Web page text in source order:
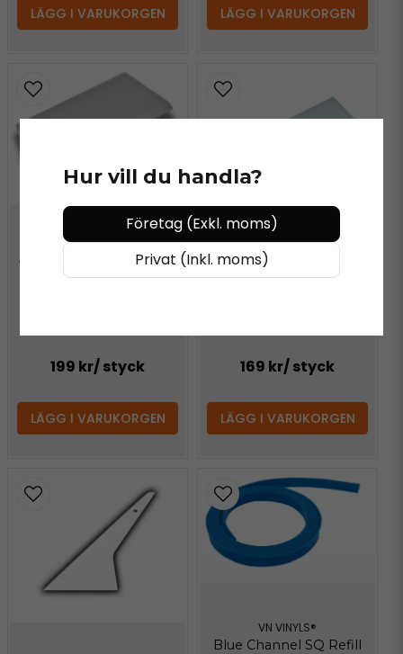
LÄGG I VARUKORGEN LÄGG I VARUKORGEN
Vinklad Super Clear Max
199 kr/ styck
LÄGG I VARUKORGEN
169 kr/ styck
LÄGG I VARUKORGEN
VN VINYLS®
Blue Channel SQ Refill
Hur vill du handla?
Företag (Exkl. moms)
Privat (Inkl. moms)